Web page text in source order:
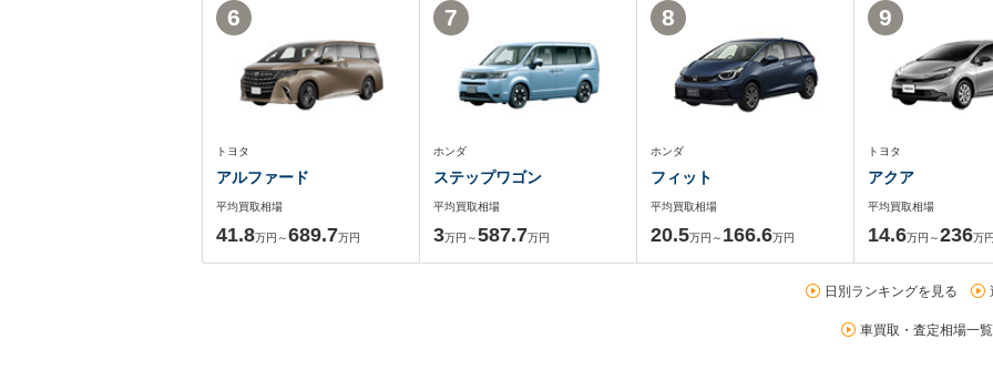
トヨタ
アルファード
平均買取相場
41.8万円～689.7万円
6
ホンダ
ステップワゴン
平均買取相場
3万円～587.7万円
7
ホンダ
フィット
平均買取相場
20.5万円～ 166.6万円
8
トヨタ
アクア
平均買取相場
14.6万円～236万
9
日別ランキングを見る
車買取・査定相場一